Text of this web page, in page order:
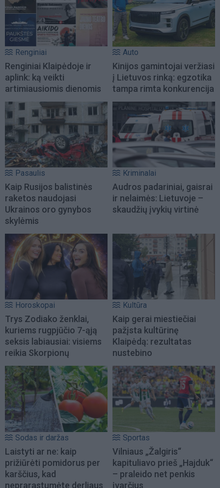
Renginiai
Renginiai Klaipėdoje ir
aplink: ką veikti
artimiausiomis dienomis
Auto
Kinijos gamintojai veržiasi
į Lietuvos rinką: egzotika
tampa rimta konkurencija
Pasaulis
Kaip Rusijos balistinės
raketos naudojasi
Ukrainos oro gynybos
skylėmis
Kriminalai
Audros padariniai, gaisrai
ir nelaimės: Lietuvoje –
skaudžių įvykių virtinė
Horoskopai
Trys Zodiako ženklai,
kuriems rugpjūčio 7-ąją
seksis labiausiai: visiems
reikia Skorpionų
Kultūra
Kaip gerai miestiečiai
pažįsta kultūrinę
Klaipėdą: rezultatas
nustebino
Sodas ir daržas
Laistyti ar ne: kaip
prižiūrėti pomidorus per
karščius, kad
neprarastumėte derliaus
Sportas
Vilniaus „Žalgiris“
kapituliavo prieš „Hajduk“
– praleido net penkis
įvarčius